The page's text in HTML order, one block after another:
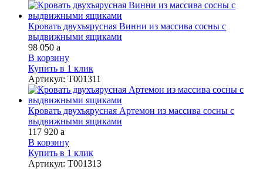
Кровать двухъярусная Винни из массива сосны с
выдвижными ящиками
98 050 a
В корзину
Купить в 1 клик
Артикул: Т001311
Кровать двухъярусная Артемон из массива сосны с
выдвижными ящиками
117 920 a
В корзину
Купить в 1 клик
Артикул: Т001313